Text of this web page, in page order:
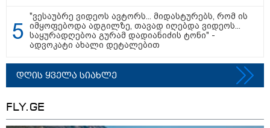
კატეგორიის ყველა სიახლე
"ვესაუბრე ვიდეოს ავტორს... მიდასტურებს, რომ ის
იმყოფებოდა ადგილზე, თავად იღებდა ვიდეოს...
საყურადღებოა გურამ დადიანიძის ტონი" -
ადვოკატი ახალი დეტალებით
დღის ყველა სიახლე
FLY.GE